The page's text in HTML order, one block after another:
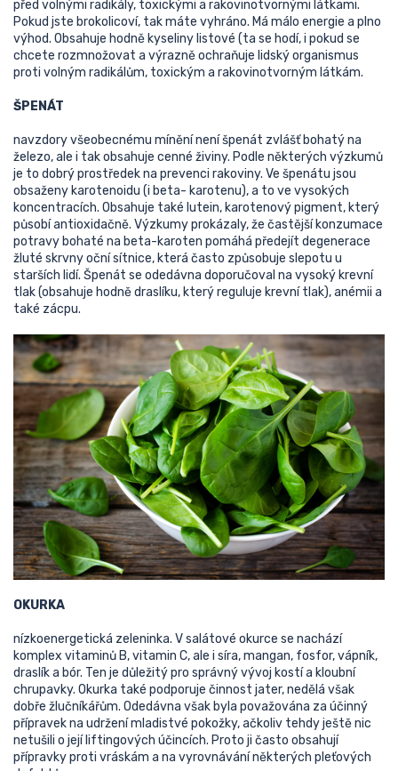
před volnými radikály, toxickými a rakovinotvornými látkami.
Pokud jste brokolicoví, tak máte vyhráno. Má málo energie a plno
výhod. Obsahuje hodně kyseliny listové (ta se hodí, i pokud se
chcete rozmnožovat a výrazně ochraňuje lidský organismus
proti volným radikálům, toxickým a rakovinotvorným látkám.
ŠPENÁT
navzdory všeobecnému mínění není špenát zvlášť bohatý na
železo, ale i tak obsahuje cenné živiny. Podle některých výzkumů
je to dobrý prostředek na prevenci rakoviny. Ve špenátu jsou
obsaženy karotenoidu (i beta- karotenu), a to ve vysokých
koncentracích. Obsahuje také lutein, karotenový pigment, který
působí antioxidačně. Výzkumy prokázaly, že častější konzumace
potravy bohaté na beta-karoten pomáhá předejít degenerace
žluté skrvny oční sítnice, která často způsobuje slepotu u
starších lidí. Špenát se odedávna doporučoval na vysoký krevní
tlak (obsahuje hodně draslíku, který reguluje krevní tlak), anémii a
také zácpu.
OKURKA
nízkoenergetická zeleninka. V salátové okurce se nachází
komplex vitaminů B, vitamin C, ale i síra, mangan, fosfor, vápník,
draslík a bór. Ten je důležitý pro správný vývoj kostí a kloubní
chrupavky. Okurka také podporuje činnost jater, nedělá však
dobře žlučníkářům. Odedávna však byla považována za účinný
přípravek na udržení mladistvé pokožky, ačkoliv tehdy ještě nic
netušili o její liftingových účincích. Proto ji často obsahují
přípravky proti vráskám a na vyrovnávání některých pleťových